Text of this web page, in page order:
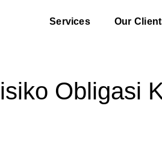
Services Our
Obligasi